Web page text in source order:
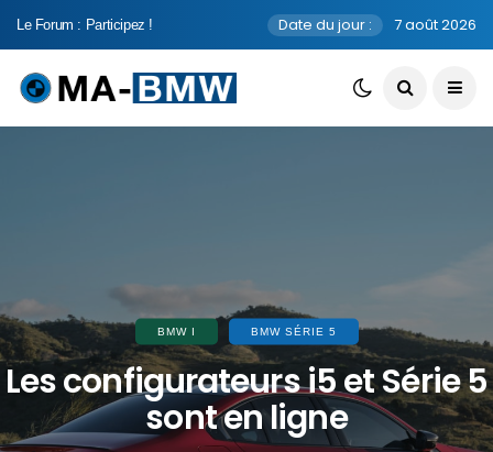
Le Forum : Participez ! Date du jour : 7 août 2026
BMW I BMW SÉRIE 5
Les configurateurs i5 et Série 5
sont en ligne